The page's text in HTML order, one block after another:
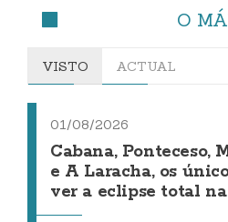
O
VISTO ACTUAL
01/08/2026
Cabana, Ponteceso,
e A Laracha, os
ver a eclipse total